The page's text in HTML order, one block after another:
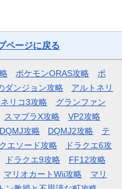
ページに戻る
ポケモンORAS攻略
ポ
ダンジョン攻略
アルトネリ
リコ3攻略
グランファン
スマブラX攻略
VP2攻略
DQMJ攻略 DQMJ2攻略
テ
エソード攻略
ドラクエ6攻
ドラクエ9攻略
FF12攻略
マリオカートWii攻略
マリ